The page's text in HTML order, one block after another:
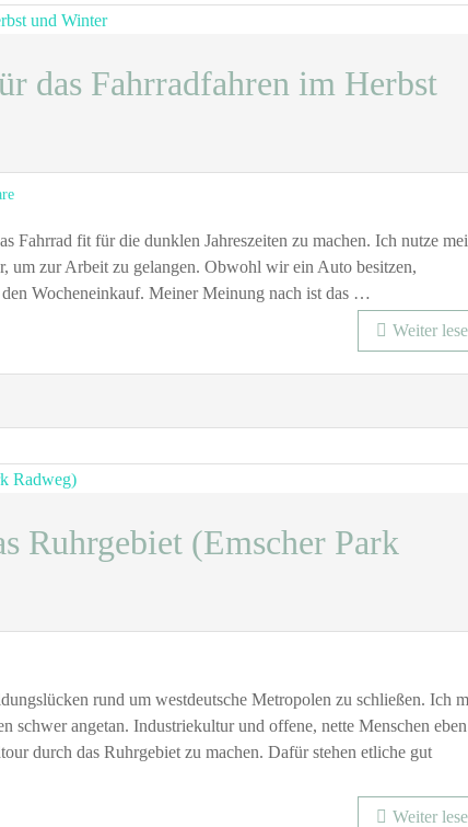
höhere
erreichen
das Fahrradfahren im Herbst
zu
unterwegs:
Tipps
für
Herbst
Fahrrad fit für die dunklen Jahreszeiten zu machen. Ich nutze
um zur Arbeit zu gelangen. Obwohl wir ein Auto besitzen,
Wocheneinkauf. Meiner Meinung nach ist das …
Weiter
Ruhrgebiet (Emscher Park
rund um westdeutsche Metropolen zu schließen. Ich
schwer angetan. Industriekultur und offene, nette Menschen
durch das Ruhrgebiet zu machen. Dafür stehen etliche gut
Weiter